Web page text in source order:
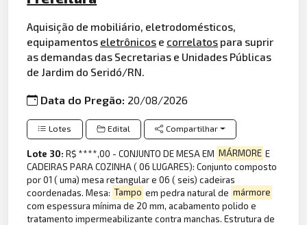
Aquisição de mobiliário, eletrodomésticos,
equipamentos eletrônicos e correlatos para suprir
as demandas das Secretarias e Unidades Públicas
de Jardim do Seridó/RN.
Data do Pregão: 20/08/2026
Lotes Edital Compartilhar
Lote 30:R$ ****,00 - CONJUNTO DE MESA EM MÁRMORE E
CADEIRAS PARA COZINHA ( 06 LUGARES): Conjunto composto
por 01 ( uma) mesa retangular e 06 ( seis) cadeiras
coordenadas. Mesa: Tampo em pedra natural de mármore
com espessura mínima de 20 mm, acabamento polido e
tratamento impermeabilizante contra manchas. Estrutura de